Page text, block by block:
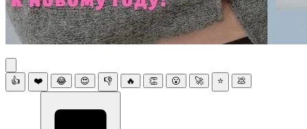
👍 ❤️ 😂 😍 👎 🔥 👏 😮 🚀 ⭐ 💩